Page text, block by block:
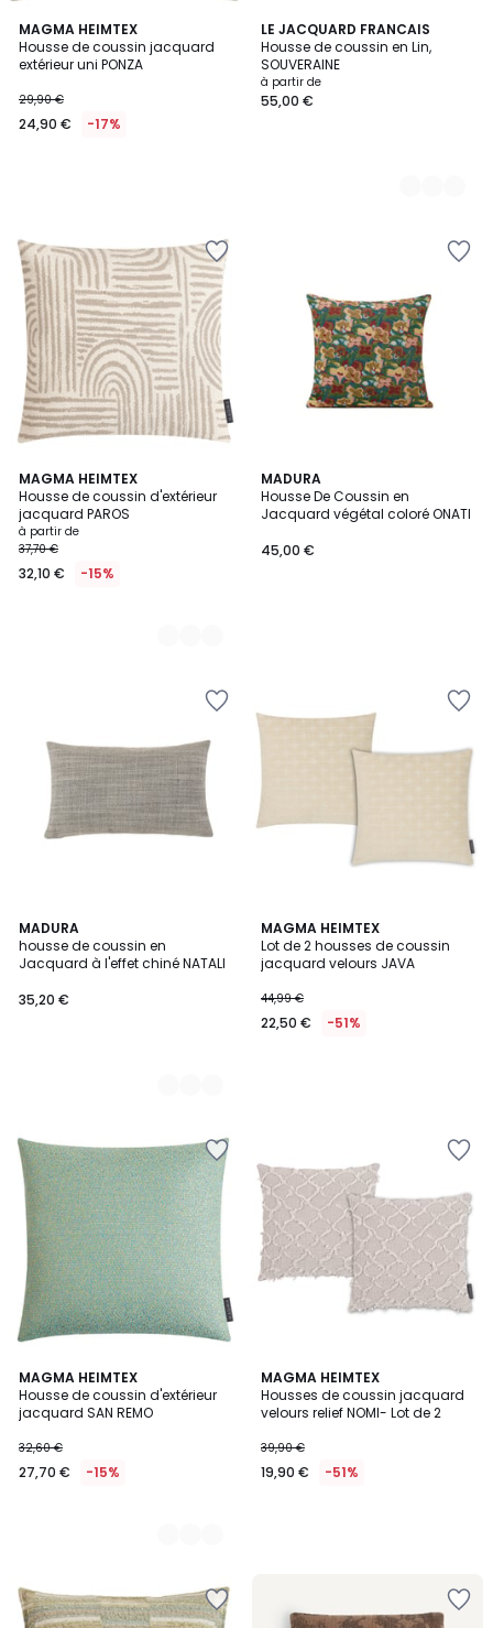
MAGMA HEIMTEX
Housse de coussin jacquard
extérieur uni PONZA
29,90 €
24,90 € -17%
LE JACQUARD FRANCAIS
Housse de coussin en Lin,
SOUVERAINE
à partir de
55,00 €
3
Couleurs
MAGMA HEIMTEX
Housse de coussin d'extérieur
jacquard PAROS
à partir de
37,70 €
32,10 € -15%
2
Couleurs
MADURA
Housse De Coussin en
Jacquard végétal coloré ONATI
45,00 €
MADURA
housse de coussin en
Jacquard à l'effet chiné NATALI
35,20 €
2
Couleurs
MAGMA HEIMTEX
Lot de 2 housses de coussin
jacquard velours JAVA
44,99 €
22,50 € -51%
MAGMA HEIMTEX
Housse de coussin d'extérieur
jacquard SAN REMO
32,60 €
27,70 € -15%
2
Couleurs
MAGMA HEIMTEX
Housses de coussin jacquard
velours relief NOMI- Lot de 2
39,90 €
19,90 € -51%